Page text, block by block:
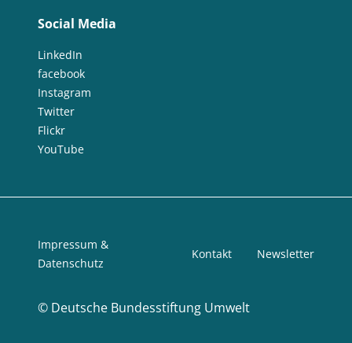
Social Media
LinkedIn
facebook
Instagram
Twitter
Flickr
YouTube
© Deutsche Bundesstiftung Umwelt
Impressum &
Datenschutz
Kontakt Newsletter